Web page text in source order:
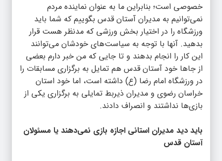
خصوصی است؛ بنابراین ما به عنوان نماینده مردم
نمی‌توانیم به مدیران آستان قدس بگوییم که شما باید
ورزشگاه را در اختیار بخش ورزشی که مدنظر هست قرار
بدهید. آنها با توجه به سیاست‌های خودشان می‌توانند
این کار را انجام بدهند و تا جایی که من خبر دارم بعضی
از جا‌ها خود آستان قدس هم تمایل به برگزاری مسابقات را
در ورزشگاه امام رضا (ع) داشته است، اما خود استان
خراسان رضوی و مدیران ذیربط تمایلی به برگزاری یکی از
بازی‌ها نداشتند و انصراف دادند.
باید دید مدیران استانی اجازه بازی نمی‌دهند یا مسئولان
آستان قدس